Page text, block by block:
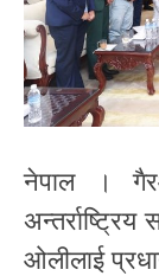
नेपाल ।
ओलीलाई